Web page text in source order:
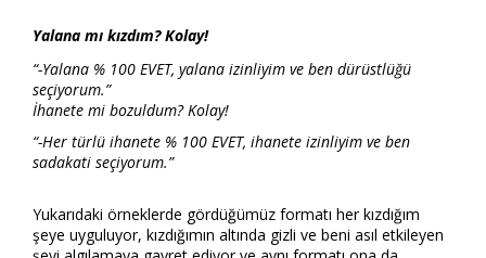
Yalana mı kızdım? Kolay!
“-Yalana % 100 EVET, yalana izinliyim ve ben dürüstlüğü
seçiyorum.”
İhanete mi bozuldum? Kolay!
“-Her türlü ihanete % 100 EVET, ihanete izinliyim ve ben
sadakati seçiyorum.”
Yukarıdaki örneklerde gördüğümüz formatı her kızdığım
şeye uyguluyor, kızdığımın altında gizli ve beni asıl etkileyen